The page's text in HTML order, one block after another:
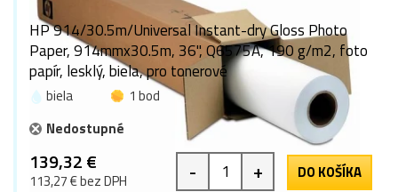
HP 914/30.5m/Universal Instant-dry Gloss Photo
Paper, 914mmx30.5m, 36", Q6575A, 190 g/m2, foto
papír, lesklý, biela, pro tonerové
biela
1 bod
Nedostupné
139,32 €
113,27 € bez DPH - + DO KOŠÍKA